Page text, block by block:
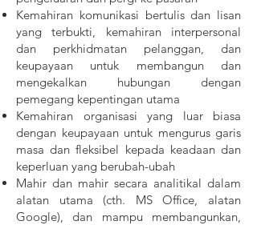
Kemahiran komunikasi bertulis dan lisan
yang terbukti, kemahiran interpersonal
dan perkhidmatan pelanggan, dan
keupayaan untuk membangun dan
mengekalkan hubungan dengan
pemegang kepentingan utama
Kemahiran organisasi yang luar biasa
dengan keupayaan untuk mengurus garis
masa dan fleksibel kepada keadaan dan
keperluan yang berubah-ubah
Mahir dan mahir secara analitikal dalam
alatan utama (cth. MS Office, alatan
Google), dan mampu membangunkan,